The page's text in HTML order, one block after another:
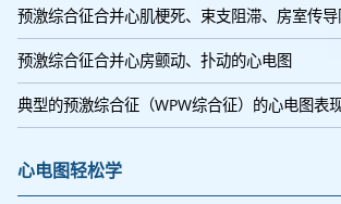
预激综合征合并心肌梗死、束支阻滞、房室传
预激综合征合并心房颤动、扑动的心电图
典型的预激综合征（WPW综合征）的心电图表
心电图轻松学